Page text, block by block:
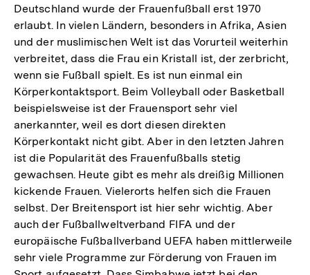
Deutschland wurde der Frauenfußball erst 1970
erlaubt. In vielen Ländern, besonders in Afrika, Asien
und der muslimischen Welt ist das Vorurteil weiterhin
verbreitet, dass die Frau ein Kristall ist, der zerbricht,
wenn sie Fußball spielt. Es ist nun einmal ein
Körperkontaktsport. Beim Volleyball oder Basketball
beispielsweise ist der Frauensport sehr viel
anerkannter, weil es dort diesen direkten
Körperkontakt nicht gibt. Aber in den letzten Jahren
ist die Popularität des Frauenfußballs stetig
gewachsen. Heute gibt es mehr als dreißig Millionen
kickende Frauen. Vielerorts helfen sich die Frauen
selbst. Der Breitensport ist hier sehr wichtig. Aber
auch der Fußballweltverband FIFA und der
europäische Fußballverband UEFA haben mittlerweile
sehr viele Programme zur Förderung von Frauen im